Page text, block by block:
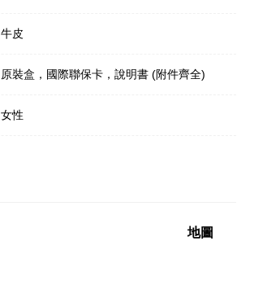
牛皮
原裝盒，國際聯保卡，說明書 (附件齊全)
女性
地圖